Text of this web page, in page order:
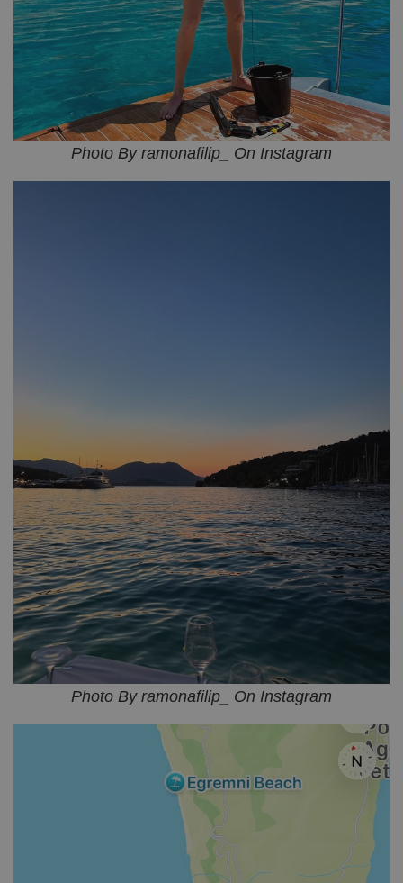
Photo By ramonafilip_ On Instagram
Photo By ramonafilip_ On Instagram